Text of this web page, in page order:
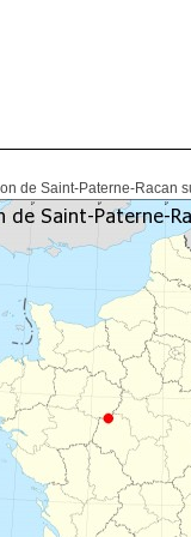
de Saint-Paterne-Racan